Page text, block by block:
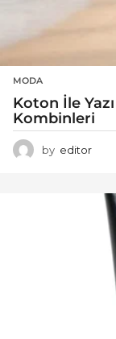
MODA
Koton İle
Kombinleri
by editor